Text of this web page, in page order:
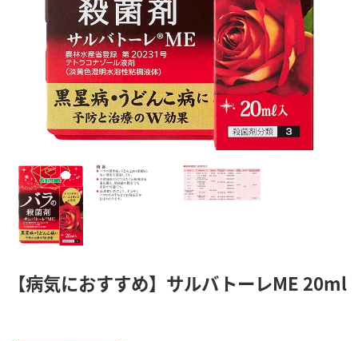
【病気におすすめ】サルバトーレME 20ml